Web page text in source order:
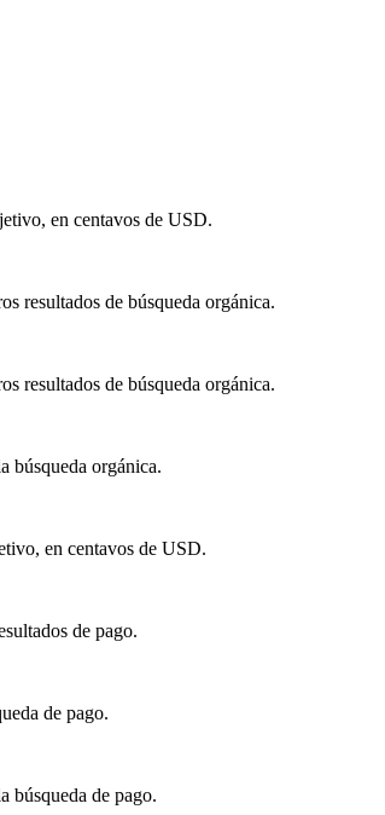
en centavos de USD.
resultados de búsqueda orgánica.
resultados de búsqueda orgánica.
búsqueda orgánica.
en centavos de USD.
de pago.
de pago.
búsqueda de pago.